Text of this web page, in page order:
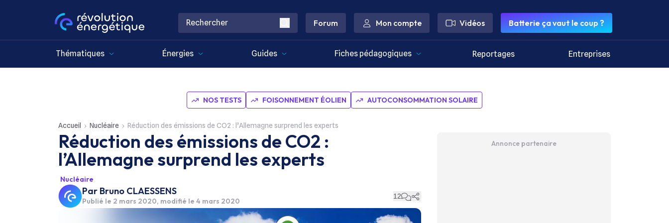
Forum Mon compte Vidéos Batterie ça vaut le coup ?
Thématiques Énergies Guides Fiches pédagogiques Reportages Entreprises
NOS TESTS FOISONNEMENT ÉOLIEN AUTOCONSOMMATION SOLAIRE
Accueil Nucléaire Réduction des émissions de CO2 : l’Allemagne surprend les experts
Réduction des émissions de CO2 :
l’Allemagne surprend les experts
Nucléaire
Par Bruno CLAESSENS
Publié le 2 mars 2020, modifié le 4 mars 2020
12
Annonce partenaire